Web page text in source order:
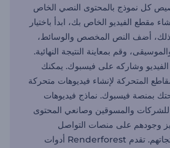
كل نموذج بالمحتوى النصي الخاص
مقطع الفيديو الخاص بك، ابدأ باختيار
ذلك، أضف النص المخصص والوسائط،
وقم بمعاينة النتيجة النهائية.
الفيديو وشاركه على فيسبوك. يمكنك
المتحركة لإنشاء فيديوهات متحركة
بمنصة فيسبوك. نماذج فيديوهات
للشركات والمسوقين وصانعي المحتوى
وجودهم على منصات التواصل
الاجتماعي والترويج لمنتجاتهم. تقدم Renderforest أدوات